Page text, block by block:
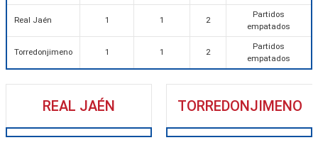
Real Jaén 1 1 2
Partidos
empatados
Torredonjimeno 1 1 2
Partidos
empatados
REAL JAÉN TORREDONJIMENO